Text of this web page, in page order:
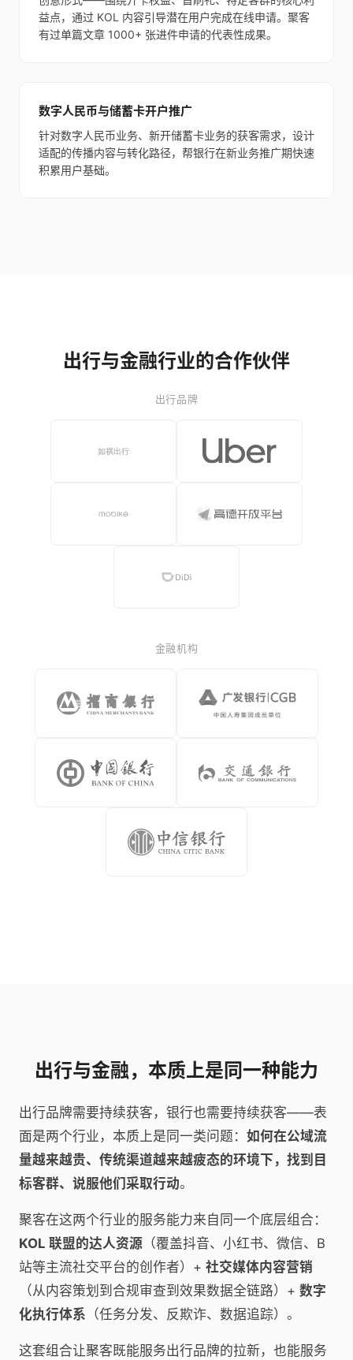
益点，通过 KOL 内容引导潜在用户完成在线申请。聚客
有过单篇文章 1000+ 张进件申请的代表性成果。
数字人民币与储蓄卡开户推广
针对数字人民币业务、新开储蓄卡业务的获客需求，设计
适配的传播内容与转化路径，帮银行在新业务推广期快速
积累用户基础。
出行与金融行业的合作伙伴
出行品牌
金融机构
出行与金融，本质上是同一种能力
出行品牌需要持续获客，银行也需要持续获客——表
面是两个行业，本质上是同一类问题： 如何在公域流
量越来越贵、传统渠道越来越疲态的环境下，找到目
标客群、说服他们采取行动。
聚客在这两个行业的服务能力来自同一个底层组合：
KOL 联盟的达人资源 （覆盖抖音、小红书、微信、B
站等主流社交平台的创作者）+ 社交媒体内容营销
（从内容策划到合规审查到效果数据全链路）+ 数字
化执行体系 （任务分发、反欺诈、数据追踪）。
这套组合让聚客既能服务出行品牌的拉新，也能服务